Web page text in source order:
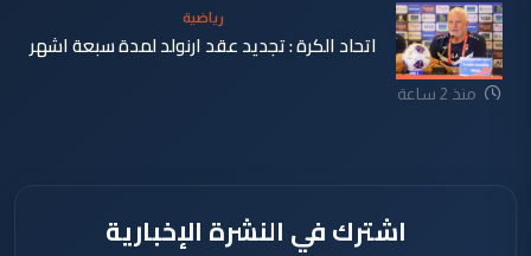
منذ 2 ساعة
رياضية
اتحاد الكرة : تجديد عقد ارنولد لمدة سبعة اشهر
اشترك في النشرة الإخبارية